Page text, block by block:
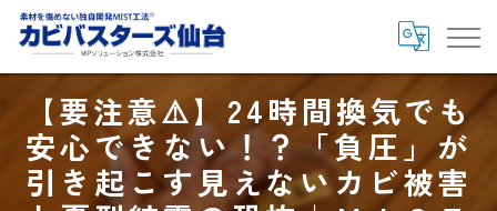
【要注意⚠️】24時間換気でも
安心できない！？「負圧」が
引き起こす見えないカビ被害